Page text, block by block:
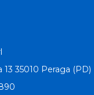
13 35010 Peraga (PD)